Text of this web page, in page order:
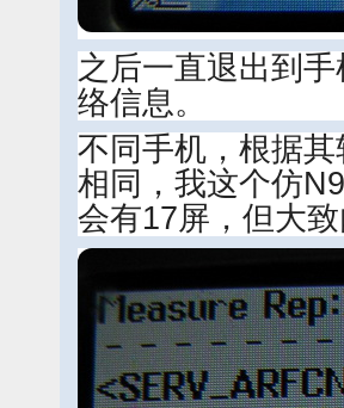
之后一直退出到
络信息。
不同手机，根据
相同，我这个仿
会有17屏，但大致